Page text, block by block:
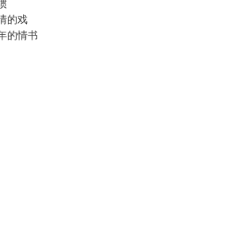
的戏
的情书